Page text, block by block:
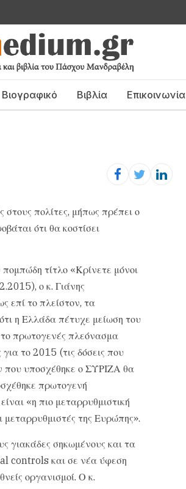
Βιογραφικό Βιβλία Επικοινωνία
στους πολίτες, μήπως πρέπει ο
ότι θα κοστίσει
τίτλο «Κρίνετε μόνοι
ο κ. Γιάνης
επί το πλείστον, τα
η Ελλάδα πέτυχε μείωση του
πρωτογενές πλεόνασμα
το 2015 (τις δόσεις που
που υποσχέθηκε ο ΣΥΡΙΖΑ θα
πρωτογενή
«η πιο μεταρρυθμιστική
μεταρρυθμιστές της Ευρώπης».
γιακάδες σηκωμένους και τα
controls και σε νέα ύφεση
οργανισμοί. Ο κ.